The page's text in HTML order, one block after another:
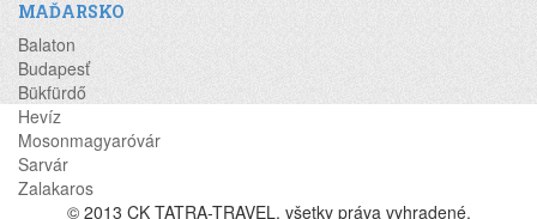
MAĎARSKO
Balaton
Budapesť
Bükfürdő
Hevíz
Mosonmagyaróvár
Sarvár
Zalakaros
© 2013 CK TATRA-TRAVEL, všetky práva vyhradené.